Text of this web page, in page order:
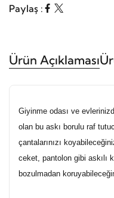
Paylaş :
Ürün Açıklaması
Giyinme odası ve
olan bu askı borulu raf
çantalarınızı
ceket, pantolon gibi askılı
bozulmadan